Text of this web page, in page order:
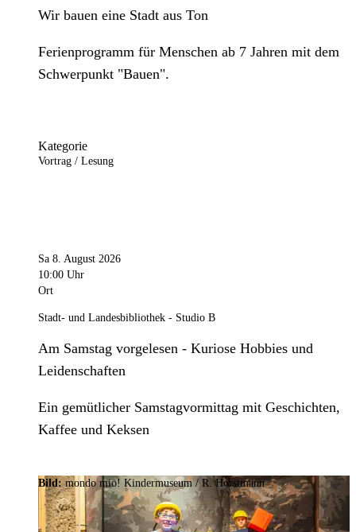
Wir bauen eine Stadt aus Ton
Ferienprogramm für Menschen ab 7 Jahren mit dem
Schwerpunkt "Bauen".
Kategorie
Vortrag / Lesung
Sa 8. August 2026
10:00 Uhr
Ort
Stadt- und Landesbibliothek - Studio B
Am Samstag vorgelesen - Kuriose Hobbies und
Leidenschaften
Ein gemütlicher Samstagvormittag mit Geschichten,
Kaffee und Keksen
Bild:mondo mio! Kindermuseum / R. Horstmann